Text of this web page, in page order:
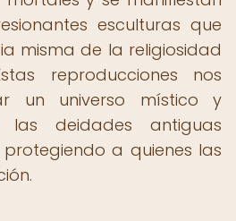
esculturas que
misma de la religiosidad
reproducciones nos
un universo místico y
las deidades antiguas
a quienes las